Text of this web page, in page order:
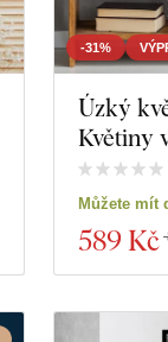
-31%
Úzký
Květiny
Můžete mít
589 Kč